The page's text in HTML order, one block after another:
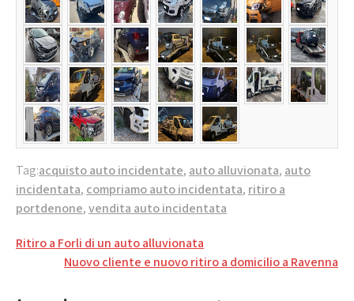
Tag:acquisto auto incidentate, auto alluvionata, auto
incidentata, compriamo auto incidentata, ritiro a
portdenone,vendita auto incidentata
Navigazione
articoli
Ritiro a Forli di un auto alluvionata
Nuovo cliente e nuovo ritiro a domicilio a Ravenna